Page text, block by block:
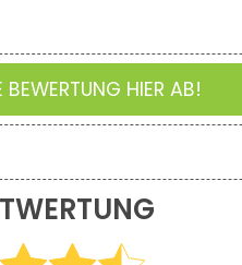
BEWERTUNG HIER AB!